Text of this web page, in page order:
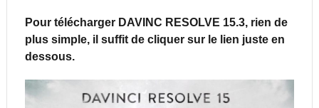
Pour télécharger DAVINC RESOLVE 15.3, rien de
plus simple, il suffit de cliquer sur le lien juste en
dessous.